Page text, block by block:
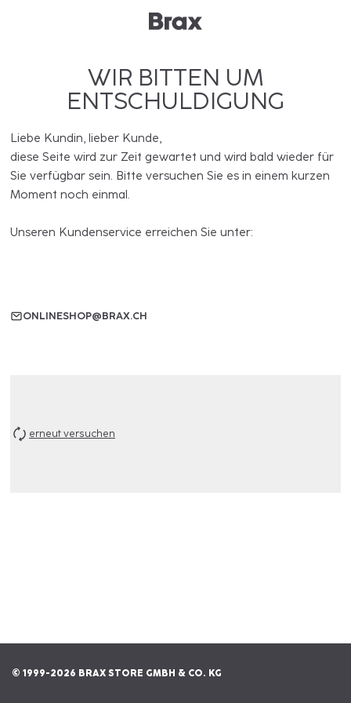
WIR BITTEN UM
ENTSCHULDIGUNG
Liebe Kundin, lieber Kunde,
diese Seite wird zur Zeit gewartet und wird bald wieder für
Sie verfügbar sein. Bitte versuchen Sie es in einem kurzen
Moment noch einmal.
Unseren Kundenservice erreichen Sie unter:
ONLINESHOP@BRAX.CH
erneut versuchen
© 1999-2026 BRAX STORE GMBH & CO. KG